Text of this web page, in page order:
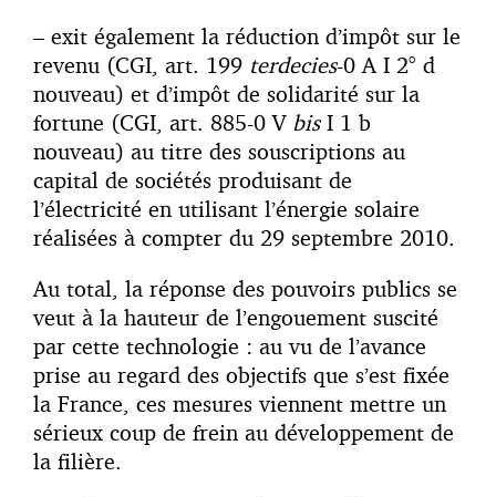
– exit également la réduction d’impôt sur le
revenu (CGI, art. 199 terdecies-0 A I 2° d
nouveau) et d’impôt de solidarité sur la
fortune (CGI, art. 885-0 V bisI 1 b
nouveau) au titre des souscriptions au
capital de sociétés produisant de
l’électricité en utilisant l’énergie solaire
réalisées à compter du 29 septembre 2010.
Au total, la réponse des pouvoirs publics se
veut à la hauteur de l’engouement suscité
par cette technologie : au vu de l’avance
prise au regard des objectifs que s’est fixée
la France, ces mesures viennent mettre un
sérieux coup de frein au développement de
la filière.